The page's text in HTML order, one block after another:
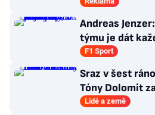
Andreas
týmu je dát
podmínky, i
připravit o titul
F1 Sport
Sraz v šest
Tóny Dolomit
3000 metrech
Lidé a země